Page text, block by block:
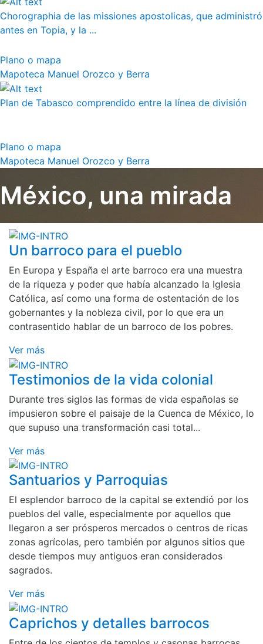
Chorographia de las missiones apostolicas, que administró
antes en Topia, y la ...
Plano o mapa
Mapoteca Manuel Orozco y Berra
Plan de Tabasco comprendido entre la línea de división
Plano o mapa
Mapoteca Manuel Orozco y Berra
México, una mirada
Un barroco para el pueblo
En Europa y España el arte barroco era una muestra
de la riqueza y poder que había alcanzado la Iglesia
Católica, así como una forma de ostentación de los
gobernantes y la nobleza civil, por lo que era un
contrasentido hablar de un barroco de los pobres.
Ver más
Testimonios de la vida colonial
Durante tres siglos las formas de vida españolas se
impusieron sobre el paisaje de la Cuenca de México, lo
que supuso una transformación casi total...
Ver más
Santuarios y Parroquias
El esplendor barroco de la capital se extendió por los
pueblos del valle, especialmente por aquellos que
llegaron a ser prósperos mercados o centros de ricas
zonas agrícolas, pero también por algunos sitios que
desde tiempos muy antiguos eran considerados
sagrados.
Ver más
Caprichos y detalles barrocos